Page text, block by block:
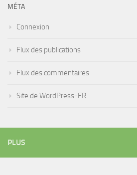
MÉTA
Connexion
Flux des publications
Flux des commentaires
Site de WordPress-FR
PLUS